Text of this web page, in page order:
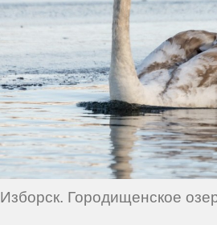
Изборск. Городищенское